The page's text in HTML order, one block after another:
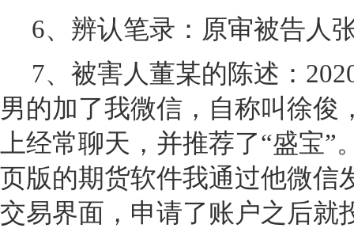
6、辨认笔录：原审被告人
7、被害人董某的陈述：
男的加了我微信，自称叫徐俊
上经常聊天，并推荐了“盛宝”
页版的期货软件我通过他微信
交易界面，申请了账户之后就